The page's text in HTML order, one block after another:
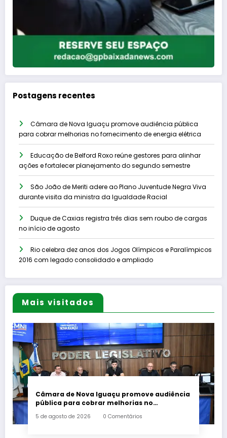
Postagens recentes
Câmara de Nova Iguaçu promove audiência pública
para cobrar melhorias no fornecimento de energia elétrica
Educação de Belford Roxo reúne gestores para alinhar
ações e fortalecer planejamento do segundo semestre
São João de Meriti adere ao Plano Juventude Negra Viva
durante visita da ministra da Igualdade Racial
Duque de Caxias registra três dias sem roubo de cargas
no início de agosto
Rio celebra dez anos dos Jogos Olímpicos e Paralímpicos
2016 com legado consolidado e ampliado
Mais visitados
Câmara de Nova Iguaçu promove audiência
pública para cobrar melhorias no
5 de agosto de 2026 0 Comentários